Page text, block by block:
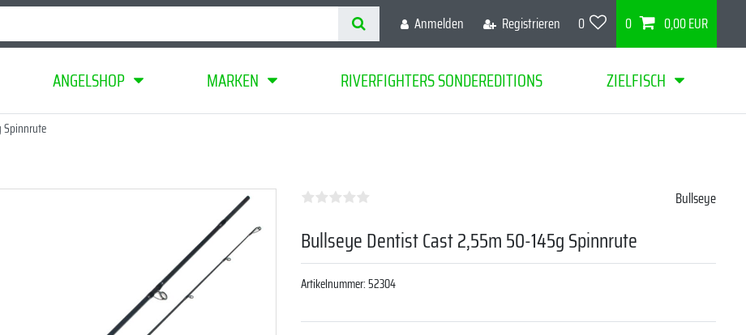
Anmelden Registrieren 0 0 0,00 EUR
ANGELSHOP MARKEN RIVERFIGHTERS SONDEREDITIONS ZIELFISCH
Spinnrute
Bullseye
Bullseye Dentist Cast 2,55m 50-145g Spinnrute
Artikelnummer:52304